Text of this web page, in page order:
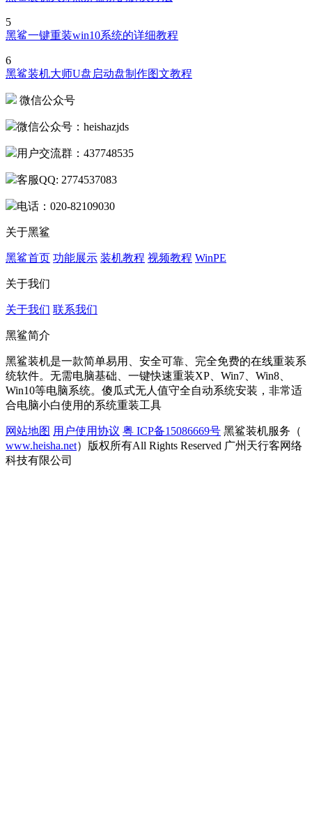
5
黑鲨一键重装win10系统的详细教程
6
黑鲨装机大师U盘启动盘制作图文教程
微信公众号
微信公众号：heishazjds
用户交流群：437748535
客服QQ: 2774537083
电话：020-82109030
关于黑鲨
黑鲨首页 功能展示 装机教程 视频教程 WinPE
关于我们
关于我们 联系我们
黑鲨简介
黑鲨装机是一款简单易用、安全可靠、完全免费的在线重装系
统软件。无需电脑基础、一键快速重装XP、Win7、Win8、
Win10等电脑系统。傻瓜式无人值守全自动系统安装，非常适
合电脑小白使用的系统重装工具
网站地图 用户使用协议 粤 ICP备15086669号 黑鲨装机服务（
www.heisha.net）版权所有All Rights Reserved 广州天行客网络
科技有限公司